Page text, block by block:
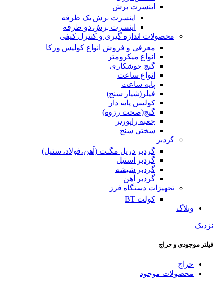
اینسرت برش
اینسرت برش یک طرفه
اینسرت برش دو طرفه
محصولات اندازه گیری و کنترل کیفی
معرفی و فروش انواع کولیس ورکا
انواع میکرومتر
گیج جوشکاری
انواع ساعت
پایه ساعت
فیلر(شیار سنج)
کولیس پایه دار
گیج(صحت رزوه)
جعبه راپورتر
سختی سنج
گردبر
گردبر دریل مگنت (آهن،فولاد،استیل)
گردبر استیل
گردبر شیشه
گردبر آهن
تجهیزات دستگاه فرز
کولت BT
وبلاگ
نزدیک
فیلتر موجودی و حراج
حراج
محصولات موجود